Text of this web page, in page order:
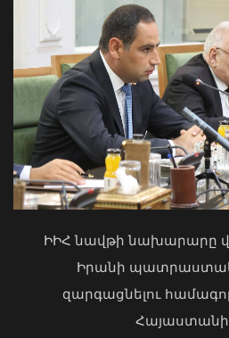
Արարատ Միրզոյանին
05 Օգոստոս, 2026 22:13
քննարկել են ԹՐԻՓՓ
Երևանի Կենտրոնում
սեփականության իրավունքն
տարածքի և հողամասի
31 Հուլիս, 2026 15:26
ԻԻՀ նավթի նախարարը
Իրանի
զարգացնելու